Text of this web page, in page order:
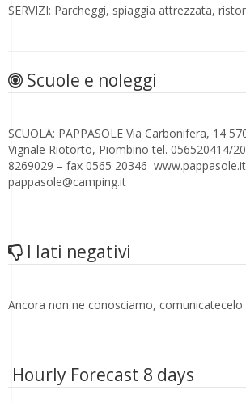
SERVIZI: Parcheggi, spiaggia attrezzata,
Scuole e noleggi
SCUOLA: PAPPASOLE Via Carbonifera, 14
Vignale Riotorto, Piombino tel. 056520414/
8269029 – fax 0565 20346
pappasole@camping.it
I lati negativi
Ancora non ne conosciamo, comunicatecelo
Hourly Forecast 8 days